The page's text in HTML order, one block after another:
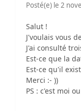
Posté(e) le 2
Salut !
J'voulais vous
J'ai consulté
Est-ce que la
Est-ce qu'il
Merci :- ))
PS : c'est moi